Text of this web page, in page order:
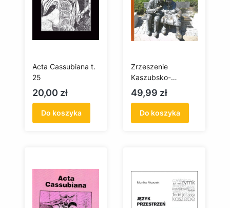
Acta Cassubiana t.
25
Cena
20,00 zł
Do koszyka
Zrzeszenie
Kaszubsko-
Pomorskie ciągłość
czy zmiana
Cena
49,99 zł
Do koszyka